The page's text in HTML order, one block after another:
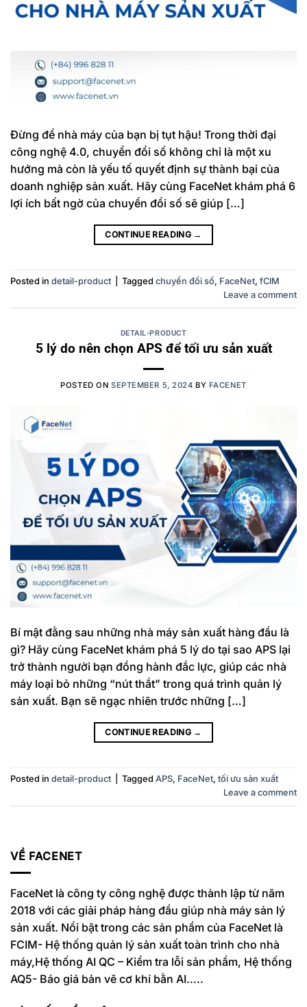
Đừng để nhà máy của bạn bị tụt hậu! Trong thời đại
công nghệ 4.0, chuyển đổi số không chỉ là một xu
hướng mà còn là yếu tố quyết định sự thành bại của
doanh nghiệp sản xuất. Hãy cùng FaceNet khám phá 6
lợi ích bất ngờ của chuyển đổi số sẽ giúp […]
CONTINUE READING →
Posted in detail-product Tagged chuyển đổi số, FaceNet, fCIM
Leave a comment
DETAIL-PRODUCT
5 lý do nên chọn APS để tối ưu sản xuất
POSTED ON SEPTEMBER 5, 2024 BY FACENET
Bí mật đằng sau những nhà máy sản xuất hàng đầu là
gì? Hãy cùng FaceNet khám phá 5 lý do tại sao APS lại
trở thành người bạn đồng hành đắc lực, giúp các nhà
máy loại bỏ những “nút thắt” trong quá trình quản lý
sản xuất. Bạn sẽ ngạc nhiên trước những […]
CONTINUE READING →
Posted in detail-product Tagged APS, FaceNet, tối ưu sản xuất
Leave a comment
VỀ FACENET
FaceNet là công ty công nghệ được thành lập từ năm
2018 với các giải pháp hàng đầu giúp nhà máy sản lý
sản xuất. Nổi bật trong các sản phẩm của FaceNet là
FCIM- Hệ thống quản lý sản xuất toàn trình cho nhà
máy,Hệ thống AI QC – Kiểm tra lỗi sản phẩm, Hệ thống
AQ5- Báo giá bản vẽ cơ khí bằn AI…..